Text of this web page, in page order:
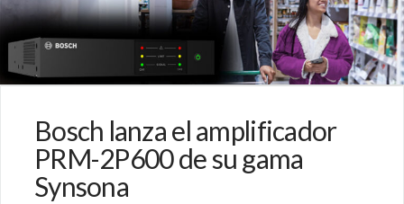
Bosch lanza el amplificador
PRM-2P600 de su gama
Synsona